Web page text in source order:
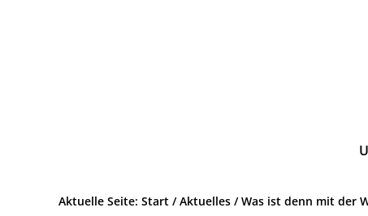
Aktuelle Seite: Start / Aktuelles /Was ist denn mit der